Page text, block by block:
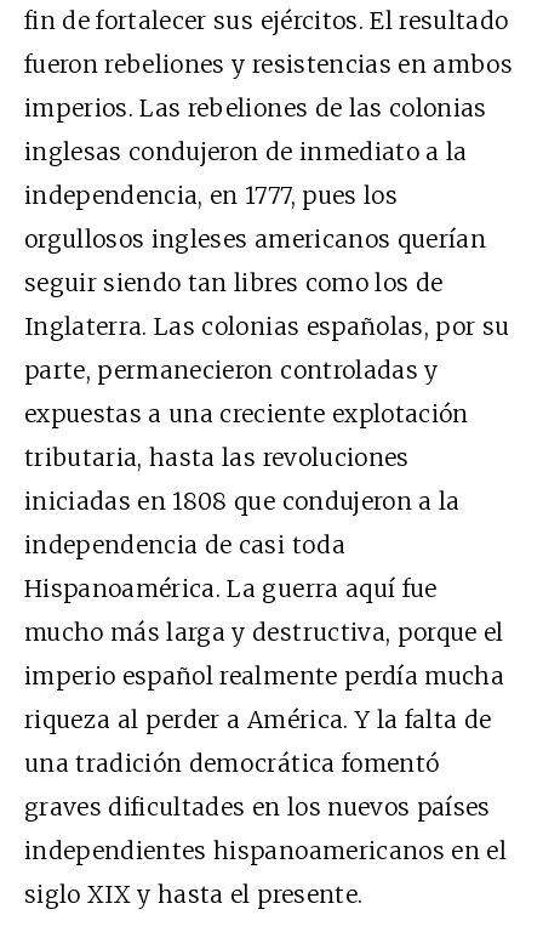
fin de fortalecer sus ejércitos. El resultado
fueron rebeliones y resistencias en ambos
imperios. Las rebeliones de las colonias
inglesas condujeron de inmediato a la
independencia, en 1777, pues los
orgullosos ingleses americanos querían
seguir siendo tan libres como los de
Inglaterra. Las colonias españolas, por su
parte, permanecieron controladas y
expuestas a una creciente explotación
tributaria, hasta las revoluciones
iniciadas en 1808 que condujeron a la
independencia de casi toda
Hispanoamérica. La guerra aquí fue
mucho más larga y destructiva, porque el
imperio español realmente perdía mucha
riqueza al perder a América. Y la falta de
una tradición democrática fomentó
graves dificultades en los nuevos países
independientes hispanoamericanos en el
siglo XIX y hasta el presente.